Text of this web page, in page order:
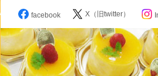
facebook X（旧twitter）